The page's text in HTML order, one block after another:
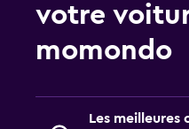
votre
momondo
Les meilleures